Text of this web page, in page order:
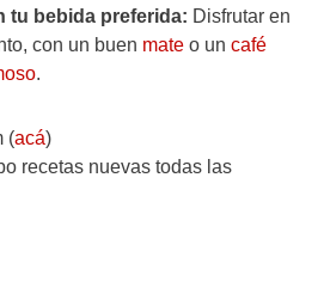
tu bebida preferida: Disfrutar en
con un buen mate o un café
.
(acá)
recetas nuevas todas las